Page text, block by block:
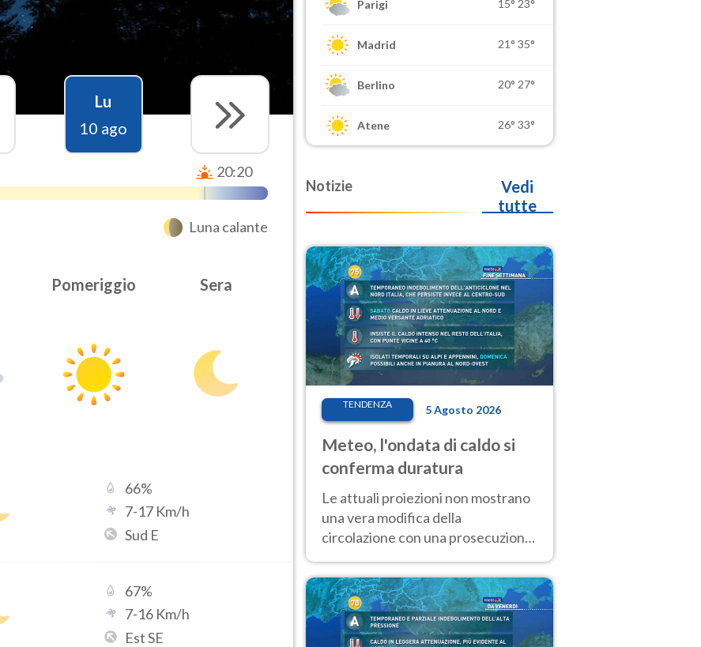
Lu
10 ago
20:20
Luna calante
Pomeriggio Sera
66%
7-17 Km/h
Sud E
67%
7-16 Km/h
Est SE
Parigi 15° 23°
Madrid 21° 35°
Berlino 20° 27°
Atene 26° 33°
Notizie
Vedi
tutte
TENDENZA 5 Agosto 2026
Meteo, l'ondata di caldo si
conferma duratura
Le attuali proiezioni non mostrano
una vera modifica della
circolazione con una prosecuzione
giorni, compresa la settimana di
Ferragosto